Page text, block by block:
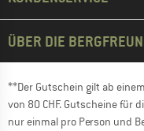
ÜBER DIE
**Der Gutschein gilt ab
von 80 CHF. Gutscheine für
nur einmal pro Person und